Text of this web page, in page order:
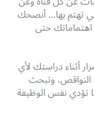
تهتم بها… أنصحك
حتى
أثناء دراستك لأي
وتبحث
تؤدي نفس الوظيفة